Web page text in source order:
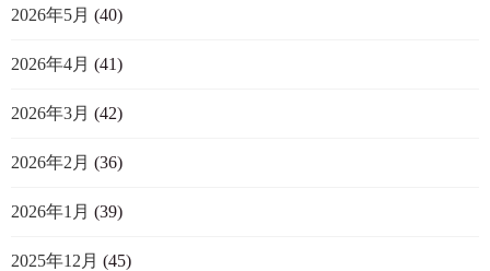
2026年5月 (40)
2026年4月 (41)
2026年3月 (42)
2026年2月 (36)
2026年1月 (39)
2025年12月 (45)